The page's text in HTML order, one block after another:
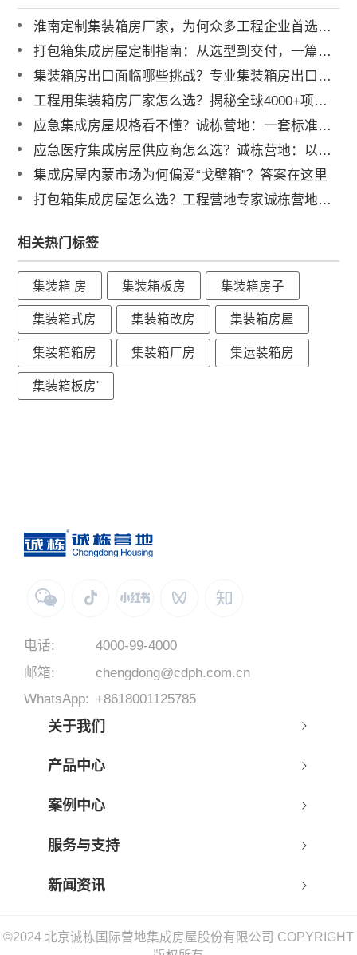
淮南定制集装箱房厂家，为何众多工程企业首选诚栋营地？
打包箱集成房屋定制指南：从选型到交付，一篇讲透
集装箱房出口面临哪些挑战？专业集装箱房出口流程与解决方案全解析
工程用集装箱房厂家怎么选？揭秘全球4000+项目背后的实力品牌
应急集成房屋规格看不懂？诚栋营地：一套标准，多重保障，定义行业品质标杆
应急医疗集成房屋供应商怎么选？诚栋营地：以专业产品守护生命防线，赋能高效应急响应
集成房屋内蒙市场为何偏爱“戈壁箱”？答案在这里
打包箱集成房屋怎么选？工程营地专家诚栋营地揭秘：品质与解决方案是关键
相关热门标签
集装箱 房 集装箱板房 集装箱房子
集装箱式房 集装箱改房 集装箱房屋
集装箱箱房 集装箱厂房 集运装箱房
集装箱板房'
电话:
4000-99-4000
邮箱:
chengdong@cdph.com.cn
WhatsApp: +8618001125785
关于我们
产品中心
案例中心
服务与支持
新闻资讯
©2024 北京诚栋国际营地集成房屋股份有限公司 COPYRIGHT